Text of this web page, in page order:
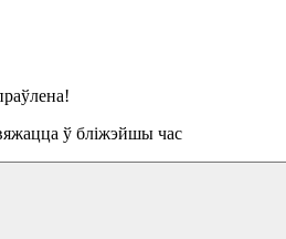
ў бліжэйшы час